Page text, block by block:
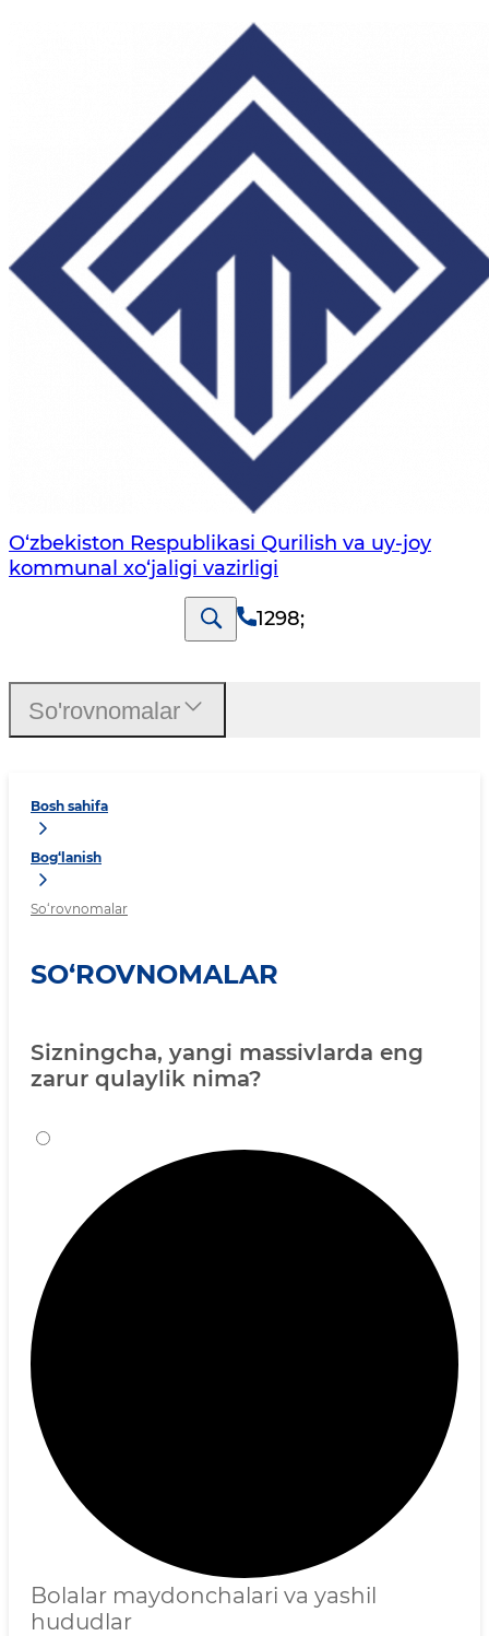
O‘zbekiston Respublikasi Qurilish va uy-joy
kommunal xo‘jaligi vazirligi
1298;
Bosh sahifa
Bog‘lanish
So‘rovnomalar
SO‘ROVNOMALAR
Sizningcha, yangi massivlarda eng
zarur qulaylik nima?
Bolalar maydonchalari va yashil
hududlar
So'rovnomalar